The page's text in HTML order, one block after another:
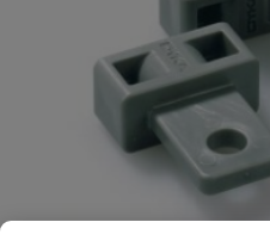
Samenvatting
Beoordeling